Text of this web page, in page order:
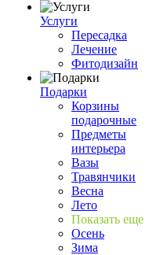
Услуги
Пересадка
Лечение
Фитодизайн
Подарки
Корзины
подарочные
Предметы
интерьера
Вазы
Травянчики
Весна
Лето
Показать еще
Осень
Зима